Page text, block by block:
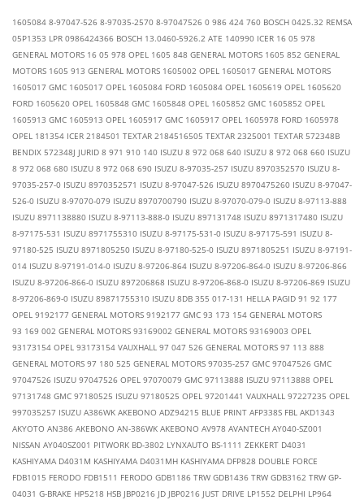
1605084 8-97047-526 8-97035-2570 8-97047526 0 986 424 760 BOSCH 0425.32 REMSA
05P1353 LPR 0986424366 BOSCH 13.0460-5926.2 ATE 140990 ICER 16 05 978
GENERAL MOTORS 16 05 978 OPEL 1605 848 GENERAL MOTORS 1605 852 GENERAL
MOTORS 1605 913 GENERAL MOTORS 1605002 OPEL 1605017 GENERAL MOTORS
1605017 GMC 1605017 OPEL 1605084 FORD 1605084 OPEL 1605619 OPEL 1605620
FORD 1605620 OPEL 1605848 GMC 1605848 OPEL 1605852 GMC 1605852 OPEL
1605913 GMC 1605913 OPEL 1605917 GMC 1605917 OPEL 1605978 FORD 1605978
OPEL 181354 ICER 2184501 TEXTAR 2184516505 TEXTAR 2325001 TEXTAR 572348B
BENDIX 572348J JURID 8 971 910 140 ISUZU 8 972 068 640 ISUZU 8 972 068 660 ISUZU
8 972 068 680 ISUZU 8 972 068 690 ISUZU 8-97035-257 ISUZU 8970352570 ISUZU 8-
97035-257-0 ISUZU 8970352571 ISUZU 8-97047-526 ISUZU 8970475260 ISUZU 8-97047-
526-0 ISUZU 8-97070-079 ISUZU 8970700790 ISUZU 8-97070-079-0 ISUZU 8-97113-888
ISUZU 8971138880 ISUZU 8-97113-888-0 ISUZU 897131748 ISUZU 8971317480 ISUZU
8-97175-531 ISUZU 8971755310 ISUZU 8-97175-531-0 ISUZU 8-97175-591 ISUZU 8-
97180-525 ISUZU 8971805250 ISUZU 8-97180-525-0 ISUZU 8971805251 ISUZU 8-97191-
014 ISUZU 8-97191-014-0 ISUZU 8-97206-864 ISUZU 8-97206-864-0 ISUZU 8-97206-866
ISUZU 8-97206-866-0 ISUZU 897206868 ISUZU 8-97206-868-0 ISUZU 8-97206-869 ISUZU
8-97206-869-0 ISUZU 89871755310 ISUZU 8DB 355 017-131 HELLA PAGID 91 92 177
OPEL 9192177 GENERAL MOTORS 9192177 GMC 93 173 154 GENERAL MOTORS
93 169 002 GENERAL MOTORS 93169002 GENERAL MOTORS 93169003 OPEL
93173154 OPEL 93173154 VAUXHALL 97 047 526 GENERAL MOTORS 97 113 888
GENERAL MOTORS 97 180 525 GENERAL MOTORS 97035-257 GMC 97047526 GMC
97047526 ISUZU 97047526 OPEL 97070079 GMC 97113888 ISUZU 97113888 OPEL
97131748 GMC 97180525 ISUZU 97180525 OPEL 97201441 VAUXHALL 97227235 OPEL
997035257 ISUZU A386WK AKEBONO ADZ94215 BLUE PRINT AFP338S FBL AKD1343
AKYOTO AN386 AKEBONO AN-386WK AKEBONO AV978 AVANTECH AY040-SZ001
NISSAN AY040SZ001 PITWORK BD-3802 LYNXAUTO BS-1111 ZEKKERT D4031
KASHIYAMA D4031M KASHIYAMA D4031MH KASHIYAMA DFP828 DOUBLE FORCE
FDB1015 FERODO FDB1511 FERODO GDB1186 TRW GDB1436 TRW GDB3162 TRW GP-
04031 G-BRAKE HP5218 HSB JBP0216 JD JBP0216 JUST DRIVE LP1552 DELPHI LP964